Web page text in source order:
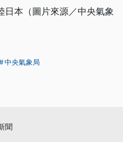
日本（圖片來源／中央氣象
中央氣象局
聞